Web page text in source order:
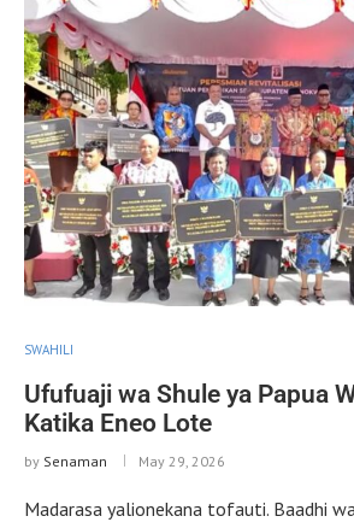
SWAHILI
Ufufuaji wa Shule ya Papua
Katika Eneo Lote
by Senaman May 29, 2026
Madarasa yalionekana tofauti. Baadhi